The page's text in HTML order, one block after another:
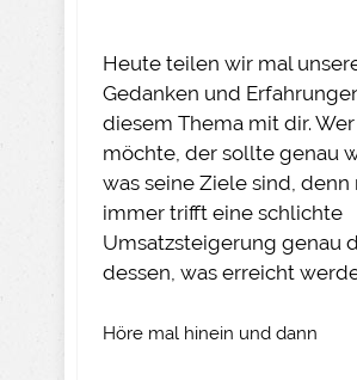
Heute teilen wir mal
Gedanken und
diesem Thema mit dir.
möchte, der sollte genau
was seine Ziele sind, denn
immer trifft eine schlichte
Umsatzsteigerung genau
dessen, was erreicht
Höre mal hinein und dann